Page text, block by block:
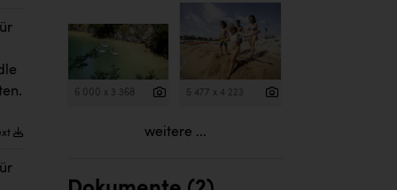
6 000 x 3 368 5 477 x 4 223
weitere ...